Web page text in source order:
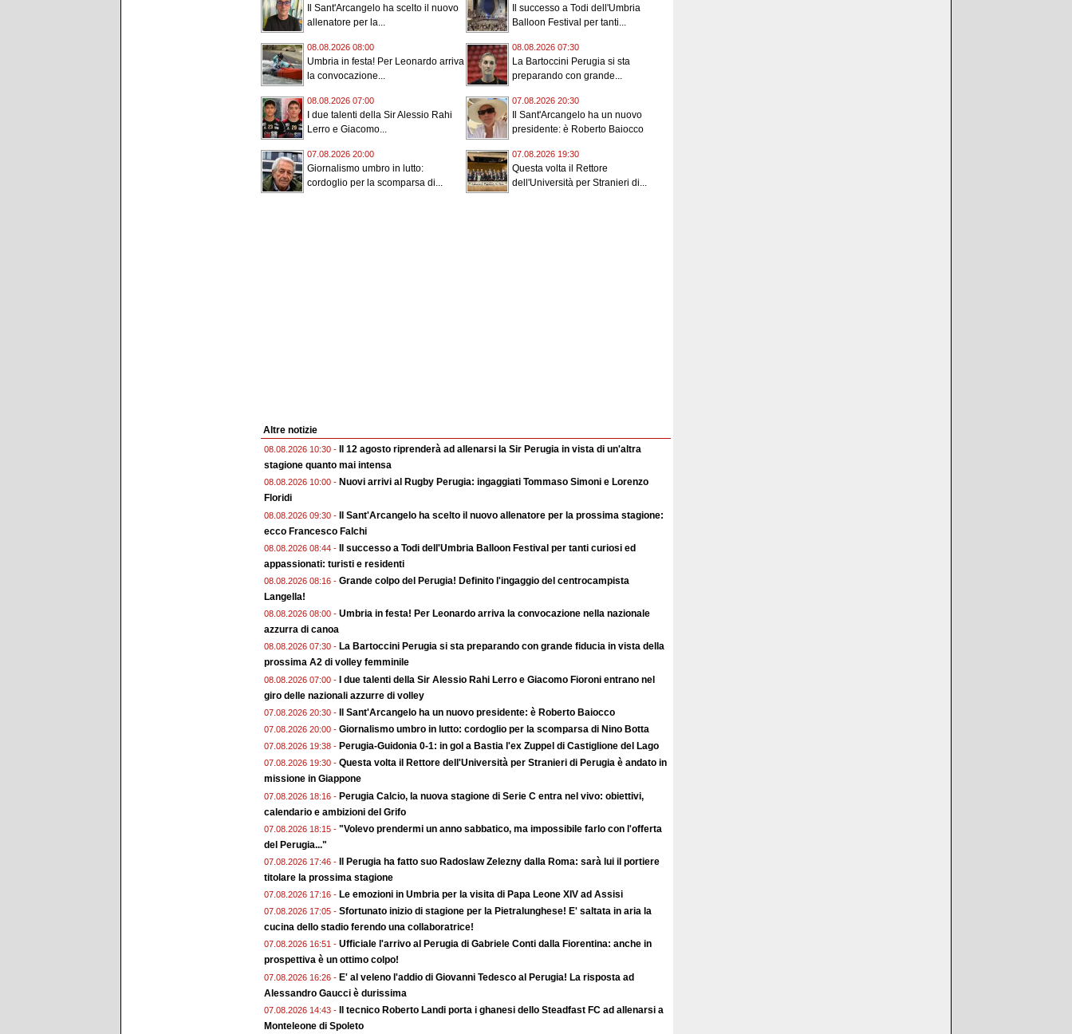
Il Sant'Arcangelo ha scelto il nuovo
allenatore per la...
Il successo a Todi dell'Umbria
Balloon Festival per tanti...
08.08.2026 08:00
Umbria in festa! Per Leonardo arriva
la convocazione...
08.08.2026 07:30
La Bartoccini Perugia si sta
preparando con grande...
08.08.2026 07:00
I due talenti della Sir Alessio Rahi
Lerro e Giacomo...
07.08.2026 20:30
Il Sant'Arcangelo ha un nuovo
presidente: è Roberto Baiocco
07.08.2026 20:00
Giornalismo umbro in lutto:
cordoglio per la scomparsa di...
07.08.2026 19:30
Questa volta il Rettore
dell'Università per Stranieri di...
Altre notizie
08.08.2026 10:30 -
Il 12 agosto riprenderà ad allenarsi la Sir Perugia in vista di un'altra
stagione quanto mai intensa
08.08.2026 10:00 - Nuovi arrivi al Rugby Perugia: ingaggiati Tommaso Simoni e Lorenzo
Floridi
08.08.2026 09:30 - Il Sant'Arcangelo ha scelto il nuovo allenatore per la prossima stagione:
ecco Francesco Falchi
08.08.2026 08:44 - Il successo a Todi dell'Umbria Balloon Festival per tanti curiosi ed
appassionati: turisti e residenti
08.08.2026 08:16 - Grande colpo del Perugia! Definito l'ingaggio del centrocampista
Langella!
08.08.2026 08:00 - Umbria in festa! Per Leonardo arriva la convocazione nella nazionale
azzurra di canoa
08.08.2026 07:30 - La Bartoccini Perugia si sta preparando con grande fiducia in vista della
prossima A2 di volley femminile
08.08.2026 07:00 - I due talenti della Sir Alessio Rahi Lerro e Giacomo Fioroni entrano nel
giro delle nazionali azzurre di volley
07.08.2026 20:30 - Il Sant'Arcangelo ha un nuovo presidente: è Roberto Baiocco
07.08.2026 20:00 - Giornalismo umbro in lutto: cordoglio per la scomparsa di Nino Botta
07.08.2026 19:38 - Perugia-Guidonia 0-1: in gol a Bastia l'ex Zuppel di Castiglione del Lago
07.08.2026 19:30 - Questa volta il Rettore dell'Università per Stranieri di Perugia è andato in
missione in Giappone
07.08.2026 18:16 - Perugia Calcio, la nuova stagione di Serie C entra nel vivo: obiettivi,
calendario e ambizioni del Grifo
07.08.2026 18:15 - "Volevo prendermi un anno sabbatico, ma impossibile farlo con l'offerta
del Perugia..."
07.08.2026 17:46 -
Il Perugia ha fatto suo Radoslaw Zelezny dalla Roma: sarà lui il portiere
titolare la prossima stagione
07.08.2026 17:16 - Le emozioni in Umbria per la visita di Papa Leone XIV ad Assisi
07.08.2026 17:05 - Sfortunato inizio di stagione per la Pietralunghese! E' saltata in aria la
cucina dello stadio ferendo una collaboratrice!
07.08.2026 16:51 - Ufficiale l'arrivo al Perugia di Gabriele Conti dalla Fiorentina: anche in
prospettiva è un ottimo colpo!
07.08.2026 16:26 - E' al veleno l'addio di Giovanni Tedesco al Perugia! La risposta ad
Alessandro Gaucci è durissima
07.08.2026 14:43 - Il tecnico Roberto Landi porta i ghanesi dello Steadfast FC ad allenarsi a
Monteleone di Spoleto